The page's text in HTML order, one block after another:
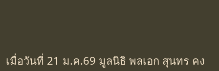
เมื่อวันที่ 21 ม.ค.69 มูลนิธิ พลเอก สุนทร คง